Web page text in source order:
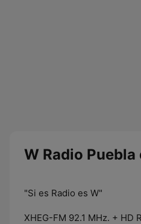
W Radio Puebla
"Si es Radio es W"
XHEG-FM 92.1 MHz. + HD